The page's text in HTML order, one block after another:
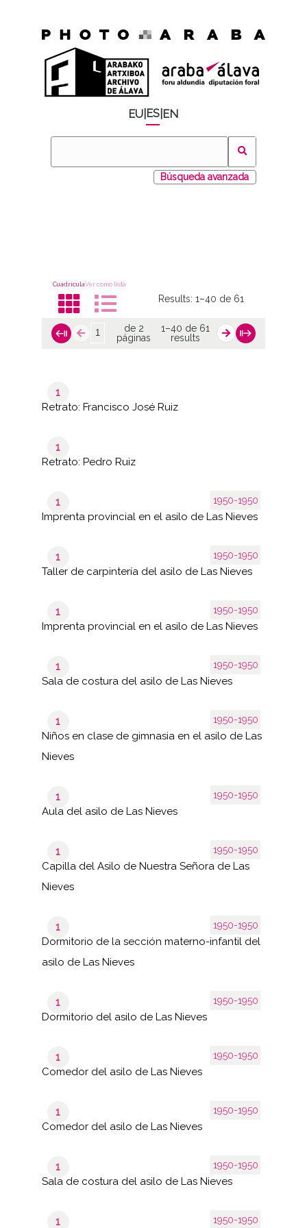
EU ES EN
Búsqueda avanzada
CuadrículaVer como lista
Results:1–40 de 61
de 2
páginas
1–40 de 61
results
1
Retrato: Francisco José Ruiz
1
Retrato: Pedro Ruiz
1950-1950
1
Imprenta provincial en el asilo de Las Nieves
1950-1950
1
Taller de carpintería del asilo de Las Nieves
1950-1950
1
Imprenta provincial en el asilo de Las Nieves
1950-1950
1
Sala de costura del asilo de Las Nieves
1950-1950
1
Niños en clase de gimnasia en el asilo de Las
Nieves
1950-1950
1
Aula del asilo de Las Nieves
1950-1950
1
Capilla del Asilo de Nuestra Señora de Las
Nieves
1950-1950
1
Dormitorio de la sección materno-infantil del
asilo de Las Nieves
1950-1950
1
Dormitorio del asilo de Las Nieves
1950-1950
1
Comedor del asilo de Las Nieves
1950-1950
1
Comedor del asilo de Las Nieves
1950-1950
1
Sala de costura del asilo de Las Nieves
1950-1950
1